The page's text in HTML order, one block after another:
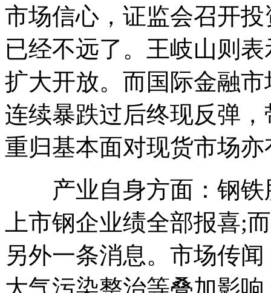
市场信心，证监会召开
已经不远了。王岐山则
扩大开放。而国际金融
连续暴跌过后终现反弹
重归基本面对现货市场
产业自身方面：钢铁
上市钢企业绩全部报喜;
另外一条消息。市场传